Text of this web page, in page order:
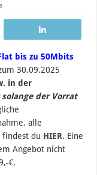
bis zu 50Mbits
30.09.2025
in der
der Vorrat
alle
du HIER. Eine
Angebot nicht
€.